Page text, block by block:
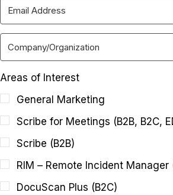
Areas of Interest
General Marketing
Scribe for Meetings (B2B, B2C,
Scribe (B2B)
RIM – Remote Incident Manager
DocuScan Plus (B2C)